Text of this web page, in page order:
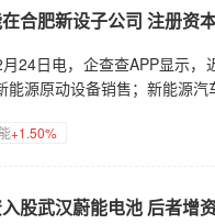
合肥新设子公司 注册资
24日电，企查查APP显示
能源原动设备销售；新能源
+1.50%
股武汉蔚能电池 后者增